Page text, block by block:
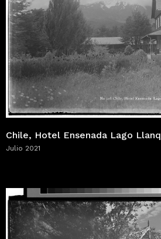
Chile, Hotel Ensenada Lago
Julio 2021